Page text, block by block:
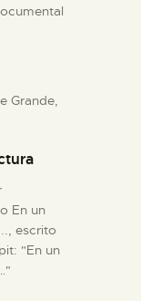
Grande,
En un
escrito
"En un